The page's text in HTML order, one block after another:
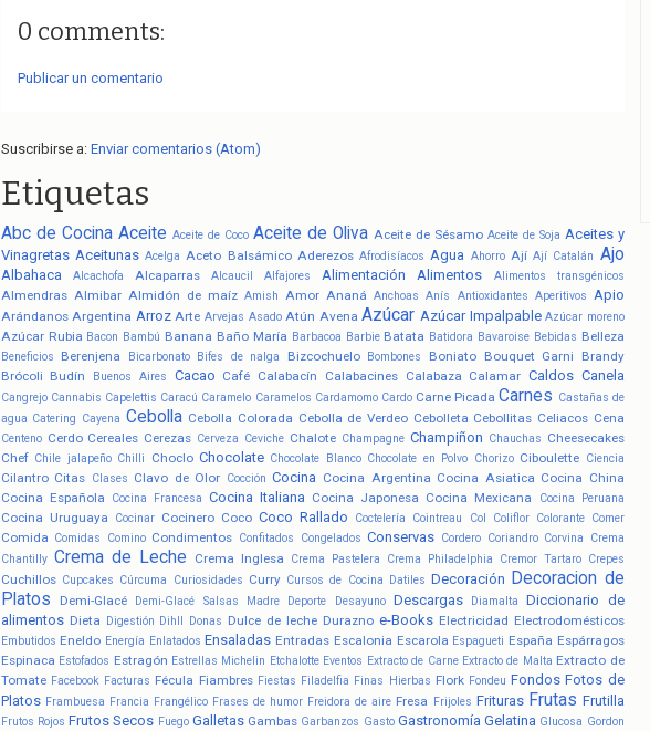
0 comments:
Publicar un comentario
Suscribirse a: Enviar comentarios (Atom)
Etiquetas
Abc de Cocina Aceite Aceite de Coco Aceite de Oliva Aceite de Sésamo Aceite de Soja Aceites y
Vinagretas Aceitunas Acelga Aceto Balsámico Aderezos Afrodisíacos Agua Ahorro Ají Ají Catalán Ajo
Albahaca Alcachofa Alcaparras Alcaucil Alfajores Alimentación Alimentos Alimentos transgénicos
Almendras Almibar Almidón de maíz Amish Amor Ananá Anchoas Anís Antioxidantes Aperitivos Apio
Arándanos Argentina Arroz Arte Arvejas Asado Atún Avena Azúcar Azúcar Impalpable Azúcar moreno
Azúcar Rubia Bacon Bambú Banana Baño María Barbacoa Barbie Batata Batidora Bavaroise Bebidas Belleza
Beneficios Berenjena Bicarbonato Bifes de nalga Bizcochuelo Bombones Boniato Bouquet Garni
Brandy
Brócoli Budín Buenos Aires Cacao Café Calabacín Calabacines Calabaza Calamar Caldos Canela
Cangrejo Cannabis Capelettis Caracú Caramelo Caramelos Cardamomo Cardo Carne Picada Carnes Castañas de
agua Catering Cayena Cebolla Cebolla Colorada Cebolla de Verdeo Cebolleta Cebollitas Celiacos Cena
Centeno Cerdo Cereales Cerezas Cerveza Ceviche Chalote Champagne Champiñon Chauchas Cheesecakes
Chef Chile jalapeño Chilli Choclo Chocolate Chocolate Blanco Chocolate en Polvo Chorizo Ciboulette Ciencia
Cilantro Citas Clases Clavo de Olor Cocción Cocina Cocina Argentina Cocina Asiatica Cocina China
Cocina Española
Cocina Francesa Cocina Italiana Cocina Japonesa Cocina Mexicana Cocina Peruana
Cocina Uruguaya Cocinar Cocinero Coco Coco Rallado Coctelería Cointreau Col Coliflor Colorante Comer
Comida Comidas Comino Condimentos Confitados Congelados Conservas Cordero Coriandro Corvina
Crema
Chantilly Crema de Leche Crema Inglesa Crema Pastelera Crema Philadelphia Cremor Tartaro Crepes
Cuchillos Cupcakes Cúrcuma Curiosidades Curry Cursos de Cocina Datiles Decoración Decoracion de
Platos
Demi-Glacé Demi-Glacé Salsas Madre Deporte Desayuno Descargas Diamalta
Diccionario de
alimentos Dieta Digestión Dihll Donas Dulce de leche Durazno e-Books Electricidad Electrodomésticos
Embutidos Eneldo Energía Enlatados Ensaladas Entradas Escalonia Escarola Espagueti España Espárragos
Espinaca Estofados Estragón Estrellas Michelin Etchalotte Eventos Extracto de Carne Extracto de Malta Extracto de
Tomate Facebook Facturas Fécula Fiambres Fiestas Filadelfia Finas Hierbas Flork Fondeu Fondos Fotos de
Platos Frambuesa Francia Frangélico Frases de humor Freidora de aire Fresa Frijoles Frituras Frutas Frutilla
Frutos Rojos Frutos Secos Fuego Galletas Gambas Garbanzos Gasto Gastronomía Gelatina Glucosa Gordon